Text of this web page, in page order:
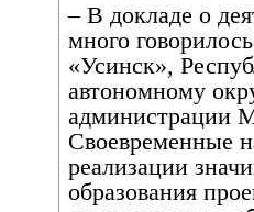
– В докладе о
много
«Усинск»,
автономному
администрации
Своевременные
реализации
образования